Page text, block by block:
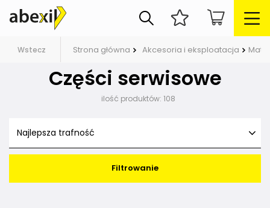
Wstecz Strona główna Akcesoria i eksploatacja
Części serwisowe
ilość produktów: 108
Najlepsza trafność
Filtrowanie